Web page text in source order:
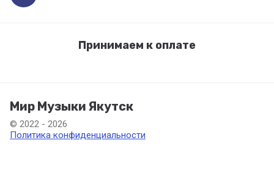
Принимаем к оплате
Мир Музыки Якутск
© 2022 - 2026
Политика конфиденциальности